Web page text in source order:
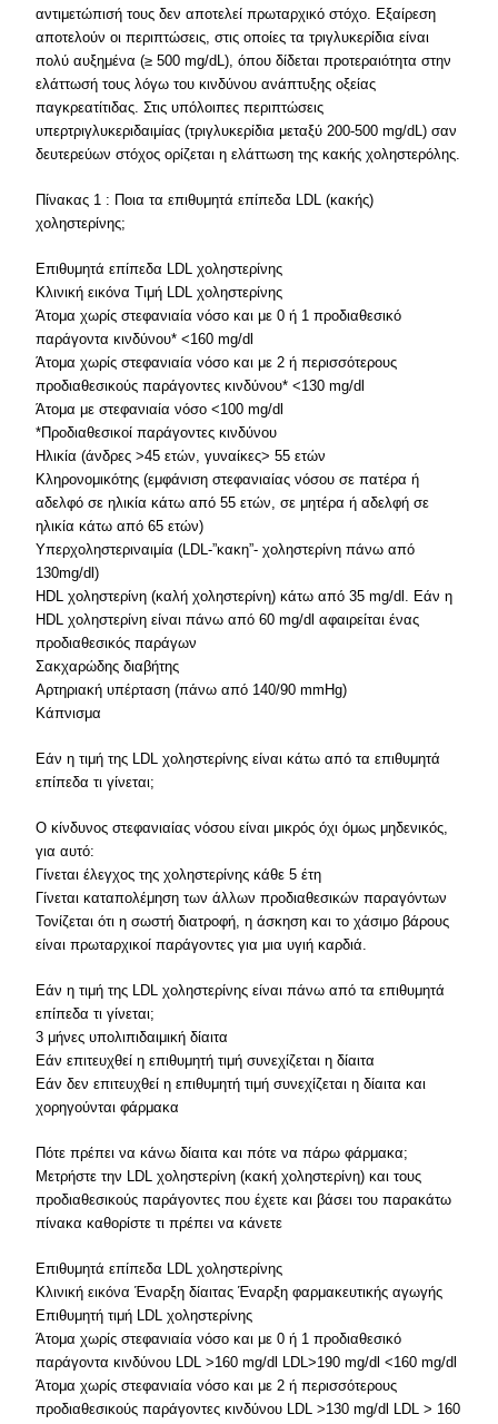
αντιμετώπισή τους δεν αποτελεί πρωταρχικό στόχο. Εξαίρεση
αποτελούν οι περιπτώσεις, στις οποίες τα τριγλυκερίδια είναι
πολύ αυξημένα (≥ 500 mg/dL), όπου δίδεται προτεραιότητα στην
ελάττωσή τους λόγω του κινδύνου ανάπτυξης οξείας
παγκρεατίτιδας. Στις υπόλοιπες περιπτώσεις
υπερτριγλυκεριδαιμίας (τριγλυκερίδια μεταξύ 200-500 mg/dL) σαν
δευτερεύων στόχος ορίζεται η ελάττωση της κακής χοληστερόλης.
Πίνακας 1 : Ποια τα επιθυμητά επίπεδα LDL (κακής)
χοληστερίνης;
Επιθυμητά επίπεδα LDL χοληστερίνης
Κλινική εικόνα Τιμή LDL χοληστερίνης
Άτομα χωρίς στεφανιαία νόσο και με 0 ή 1 προδιαθεσικό
παράγοντα κινδύνου* <160 mg/dl
Άτομα χωρίς στεφανιαία νόσο και με 2 ή περισσότερους
προδιαθεσικούς παράγοντες κινδύνου* <130 mg/dl
Άτομα με στεφανιαία νόσο <100 mg/dl
*Προδιαθεσικοί παράγοντες κινδύνου
Ηλικία (άνδρες >45 ετών, γυναίκες> 55 ετών
Κληρονομικότης (εμφάνιση στεφανιαίας νόσου σε πατέρα ή
αδελφό σε ηλικία κάτω από 55 ετών, σε μητέρα ή αδελφή σε
ηλικία κάτω από 65 ετών)
Υπερχοληστεριναιμία (LDL-”κακη”- χοληστερίνη πάνω από
130mg/dl)
HDL χοληστερίνη (καλή χοληστερίνη) κάτω από 35 mg/dl. Εάν η
HDL χοληστερίνη είναι πάνω από 60 mg/dl αφαιρείται ένας
προδιαθεσικός παράγων
Σακχαρώδης διαβήτης
Αρτηριακή υπέρταση (πάνω από 140/90 mmHg)
Κάπνισμα
Εάν η τιμή της LDL χοληστερίνης είναι κάτω από τα επιθυμητά
επίπεδα τι γίνεται;
Ο κίνδυνος στεφανιαίας νόσου είναι μικρός όχι όμως μηδενικός,
για αυτό:
Γίνεται έλεγχος της χοληστερίνης κάθε 5 έτη
Γίνεται καταπολέμηση των άλλων προδιαθεσικών παραγόντων
Τονίζεται ότι η σωστή διατροφή, η άσκηση και το χάσιμο βάρους
είναι πρωταρχικοί παράγοντες για μια υγιή καρδιά.
Εάν η τιμή της LDL χοληστερίνης είναι πάνω από τα επιθυμητά
επίπεδα τι γίνεται;
3 μήνες υπολιπιδαιμική δίαιτα
Εάν επιτευχθεί η επιθυμητή τιμή συνεχίζεται η δίαιτα
Εάν δεν επιτευχθεί η επιθυμητή τιμή συνεχίζεται η δίαιτα και
χορηγούνται φάρμακα
Πότε πρέπει να κάνω δίαιτα και πότε να πάρω φάρμακα;
Μετρήστε την LDL χοληστερίνη (κακή χοληστερίνη) και τους
προδιαθεσικούς παράγοντες που έχετε και βάσει του παρακάτω
πίνακα καθορίστε τι πρέπει να κάνετε
Επιθυμητά επίπεδα LDL χοληστερίνης
Κλινική εικόνα Έναρξη δίαιτας Έναρξη φαρμακευτικής αγωγής
Επιθυμητή τιμή LDL χοληστερίνης
Άτομα χωρίς στεφανιαία νόσο και με 0 ή 1 προδιαθεσικό
παράγοντα κινδύνου LDL >160 mg/dl LDL>190 mg/dl <160 mg/dl
Άτομα χωρίς στεφανιαία νόσο και με 2 ή περισσότερους
προδιαθεσικούς παράγοντες κινδύνου LDL >130 mg/dl LDL > 160